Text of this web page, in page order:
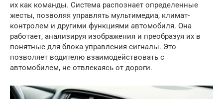
их как команды. Система распознает определенные
жесты, позволяя управлять мультимедиа, климат-
контролем и другими функциями автомобиля. Она
работает, анализируя изображения и преобразуя их в
понятные для блока управления сигналы. Это
позволяет водителю взаимодействовать с
автомобилем, не отвлекаясь от дороги.